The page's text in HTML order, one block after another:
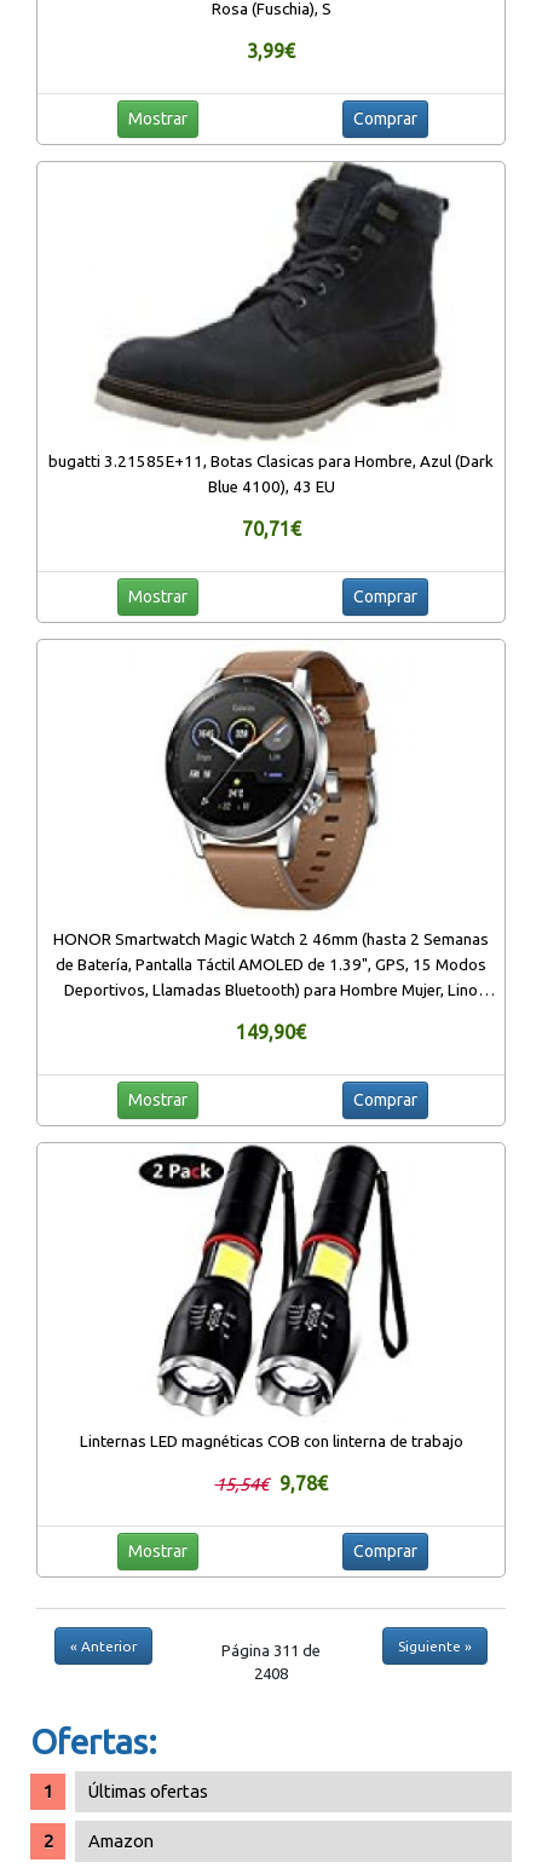
Rosa (Fuschia), S
3,99€
Mostrar Comprar
bugatti 3.21585E+11, Botas Clasicas para Hombre, Azul (Dark
Blue 4100), 43 EU
70,71€
Mostrar Comprar
HONOR Smartwatch Magic Watch 2 46mm (hasta 2 Semanas
de Batería, Pantalla Táctil AMOLED de 1.39", GPS, 15 Modos
Deportivos, Llamadas Bluetooth) para Hombre Mujer, Lino
149,90€
Mostrar Comprar
Linternas LED magnéticas COB con linterna de trabajo
15,54€ 9,78€
Mostrar Comprar
« Anterior
Página 311 de
2408
Siguiente »
Ofertas:
Últimas ofertas
Amazon